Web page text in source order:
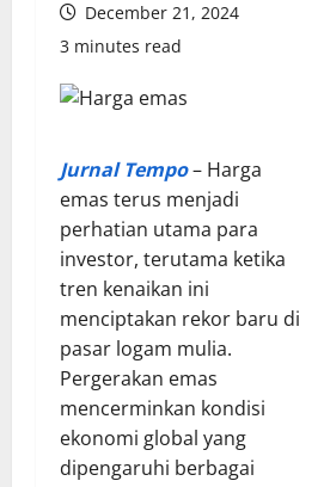
December 21, 2024
3 minutes read
Jurnal Tempo– Harga
emas terus menjadi
perhatian utama para
investor, terutama ketika
tren kenaikan ini
menciptakan rekor baru di
pasar logam mulia.
Pergerakan emas
mencerminkan kondisi
ekonomi global yang
dipengaruhi berbagai